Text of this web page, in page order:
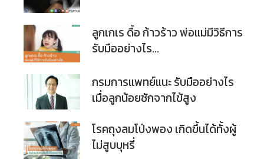
ลูกเกเร ดื้อ ก้าวร้าว พ่อแม่มีวิธีการ
รับมืออย่างไร…
กรมการแพทย์แนะ รับมืออย่างไร
เมื่อลูกน้อยชักจากไข้สูง
โรคถุงลมโป่งพอง เกิดขึ้นได้ทั้งผู้
ไม่สูบบุหรี่